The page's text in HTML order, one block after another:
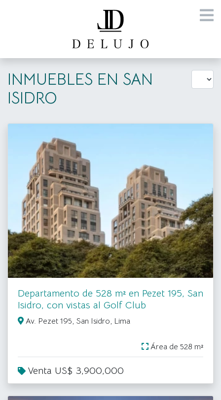
INMUEBLES EN SAN
ISIDRO
Departamento de 528 m² en Pezet 195, San
Isidro, con vistas al Golf Club
Av. Pezet 195, San Isidro, Lima
Área de 528 m²
Venta US$ 3,900,000